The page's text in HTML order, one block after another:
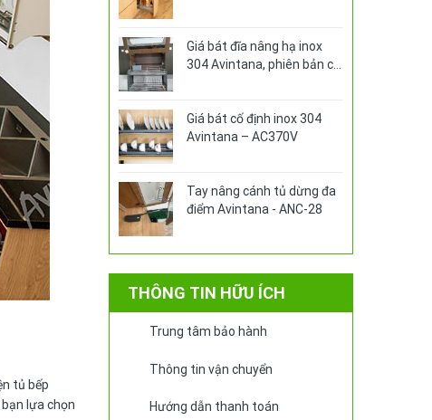
tủ bếp
lựa chọn
Giá bát đĩa nâng hạ inox
304 Avintana, phiên bản có
Giá bát cố định inox 304
Avintana – AC370V
Tay nâng cánh tủ dừng đa
điểm Avintana - ANC-28
THÔNG TIN HỮU ÍCH
Trung tâm bảo hành
Thông tin vận chuyển
Hướng dẫn thanh toán